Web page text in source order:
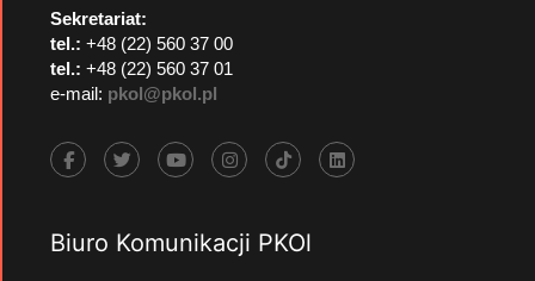
Sekretariat:
tel.: +48 (22) 560 37 00
tel.: +48 (22) 560 37 01
e-mail: pkol@pkol.pl
Biuro Komunikacji PKOl